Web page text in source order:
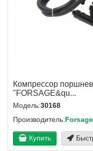
Компрессор
"FORSAGE&qu...
Модель:30168
Производитель:Forsage
Купить